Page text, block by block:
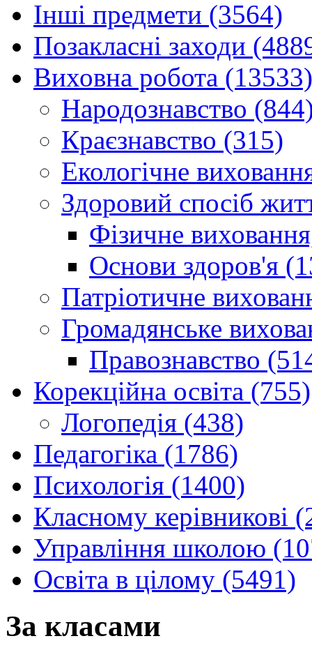
Інші предмети (3564)
Позакласні заходи
Виховна робота (13533)
Народознавство
Краєзнавство (315)
Екологічне
Здоровий спосіб
Фізичне
Основи здоров'я
Патріотичне
Громадянське
Правознавство
Корекційна освіта (755)
Логопедія (438)
Педагогіка (1786)
Психологія (1400)
Класному керівникові
Управління школою
Освіта в цілому (5491)
За класами